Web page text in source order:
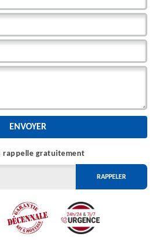
rappelle gratuitement